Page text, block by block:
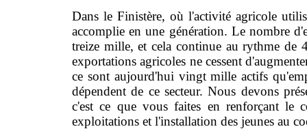
Dans le Finistère, où l'activité agricole
accomplie en une génération. Le nombre
treize mille, et cela continue au rythme de
exportations agricoles ne cessent
ce sont aujourd'hui vingt mille actifs
dépendent de ce secteur. Nous devons
c'est ce que vous faites en renforçant le
exploitations et l'installation des jeunes au